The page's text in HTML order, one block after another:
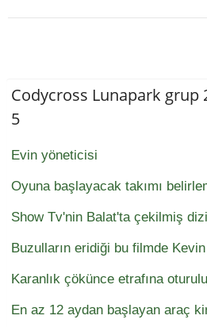
Codycross Lunapark grup
5
Evin yöneticisi
Oyuna başlayacak takımı
Show Tv'nin Balat'ta çekilmiş
Buzulların eridiği bu filmde
Karanlık çökünce etrafına
En az 12 aydan başlayan araç